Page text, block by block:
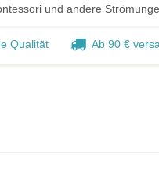
und andere
Qualität Ab 90 €